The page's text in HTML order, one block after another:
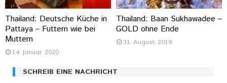
Thailand: Deutsche Küche in
Pattaya – Futtern wie bei
Muttern
14. Januar, 2020
Thailand: Baan Sukhawadee –
GOLD ohne Ende
31. August, 2019
SCHREIB EINE NACHRICHT